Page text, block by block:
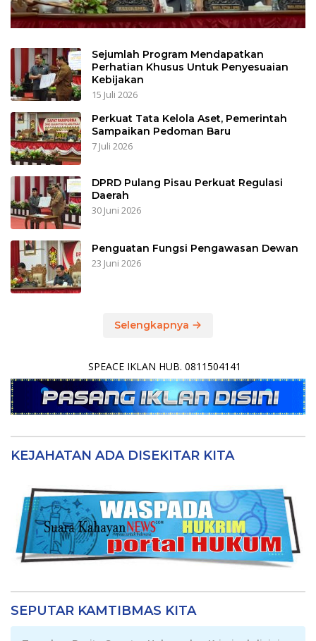
Sejumlah Program Mendapatkan
Perhatian Khusus Untuk Penyesuaian
Kebijakan
15 Juli 2026
Perkuat Tata Kelola Aset, Pemerintah
Sampaikan Pedoman Baru
7 Juli 2026
DPRD Pulang Pisau Perkuat Regulasi
Daerah
30 Juni 2026
Penguatan Fungsi Pengawasan Dewan
23 Juni 2026
Selengkapnya
SPEACE IKLAN HUB. 0811504141
KEJAHATAN ADA DISEKITAR KITA
SEPUTAR KAMTIBMAS KITA